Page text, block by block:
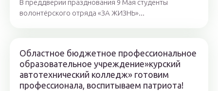
В преддверии празднования 9 Мая студенты
волонтёрского отряда «ЗА ЖИЗНЬ»...
Областное бюджетное профессиональное
образовательное учреждение»курский
автотехнический колледж» готовим
профессионала, воспитываем патриота!